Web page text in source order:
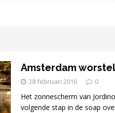
2024 ]
Meerbomennu NATUUR
2024 ] Verlichting lasten
Amsterdam
28 februari 2016 0
Het zonnescherm van
volgende stap in de soap